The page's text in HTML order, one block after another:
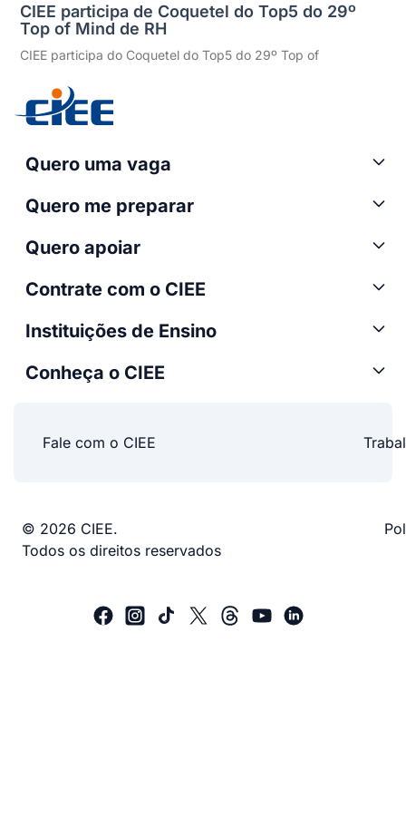
CIEE participa de Coquetel do Top5 do 29º
Top of Mind de RH
CIEE participa do Coquetel do Top5 do 29º Top of
Quero uma vaga
Quero me preparar
Quero apoiar
Contrate com o CIEE
Instituições de Ensino
Conheça o CIEE
Fale com o CIEE
© 2026 CIEE.
Todos os direitos reservados